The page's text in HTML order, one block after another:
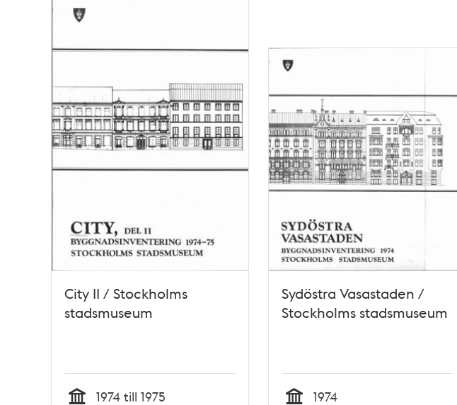
City II / Stockholms
stadsmuseum
1974 till 1975
Sydöstra Vasastaden /
Stockholms stadsmuseum
1974